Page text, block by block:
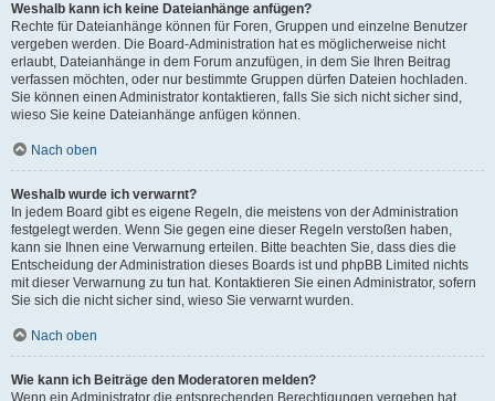
Weshalb kann ich keine Dateianhänge anfügen?
Rechte für Dateianhänge können für Foren, Gruppen und einzelne Benutzer
vergeben werden. Die Board-Administration hat es möglicherweise nicht
erlaubt, Dateianhänge in dem Forum anzufügen, in dem Sie Ihren Beitrag
verfassen möchten, oder nur bestimmte Gruppen dürfen Dateien hochladen.
Sie können einen Administrator kontaktieren, falls Sie sich nicht sicher sind,
wieso Sie keine Dateianhänge anfügen können.
Nach oben
Weshalb wurde ich verwarnt?
In jedem Board gibt es eigene Regeln, die meistens von der Administration
festgelegt werden. Wenn Sie gegen eine dieser Regeln verstoßen haben,
kann sie Ihnen eine Verwarnung erteilen. Bitte beachten Sie, dass dies die
Entscheidung der Administration dieses Boards ist und phpBB Limited nichts
mit dieser Verwarnung zu tun hat. Kontaktieren Sie einen Administrator, sofern
Sie sich die nicht sicher sind, wieso Sie verwarnt wurden.
Nach oben
Wie kann ich Beiträge den Moderatoren melden?
Wenn ein Administrator die entsprechenden Berechtigungen vergeben hat,